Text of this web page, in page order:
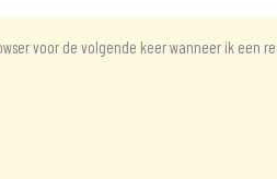
voor de volgende keer wanneer ik een